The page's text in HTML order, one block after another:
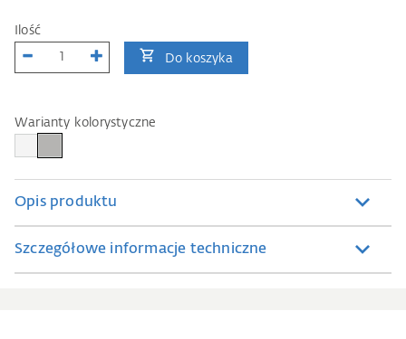
Ilość
Do koszyka
Warianty kolorystyczne
Opis produktu
Szczegółowe informacje techniczne